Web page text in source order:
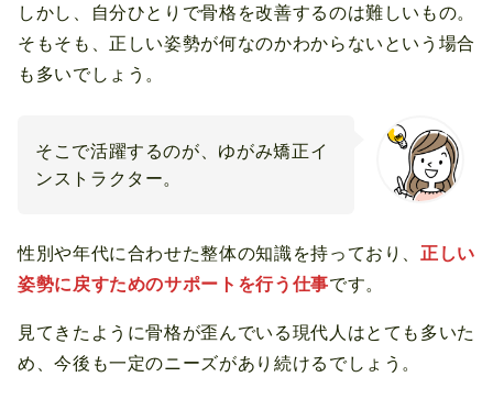
しかし、自分ひとりで骨格を改善するのは難しいもの。
そもそも、正しい姿勢が何なのかわからないという場合
も多いでしょう。
そこで活躍するのが、ゆがみ矯正イ
ンストラクター。
性別や年代に合わせた整体の知識を持っており、 正しい
姿勢に戻すためのサポートを行う仕事です。
見てきたように骨格が歪んでいる現代人はとても多いた
め、今後も一定のニーズがあり続けるでしょう。